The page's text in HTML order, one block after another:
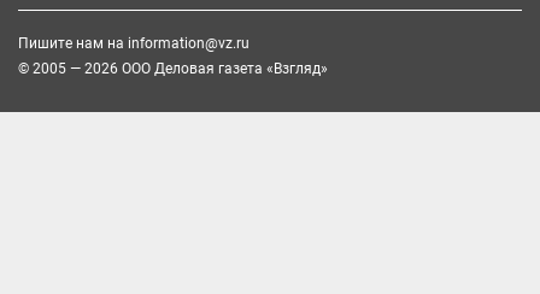
Пишите нам на information@vz.ru
© 2005 — 2026 ООО Деловая газета «Взгляд»